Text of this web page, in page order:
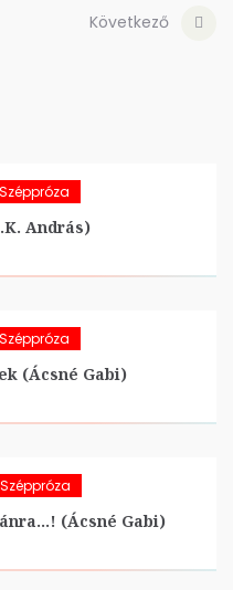
Következő
Széppróza
András)
Széppróza
(Ácsné Gabi)
Széppróza
(Ácsné Gabi)